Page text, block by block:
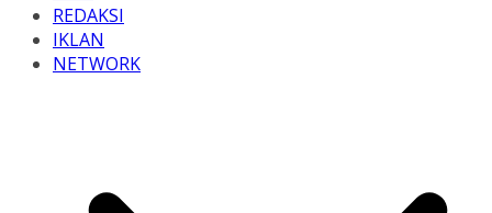
REDAKSI
IKLAN
NETWORK